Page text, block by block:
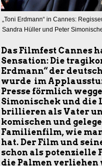
„Toni Erdmann“ in Cannes:
Sandra Hüller und Peter
Das Filmfest Cannes
Sensation: Die
Erdmann“ der
wurde im
Presse förmlich
Simonischek und
brillieren als Vater
komischen und
Familienfilm, wie
hat. Der Film und
schon als potenzielle
die Palmen